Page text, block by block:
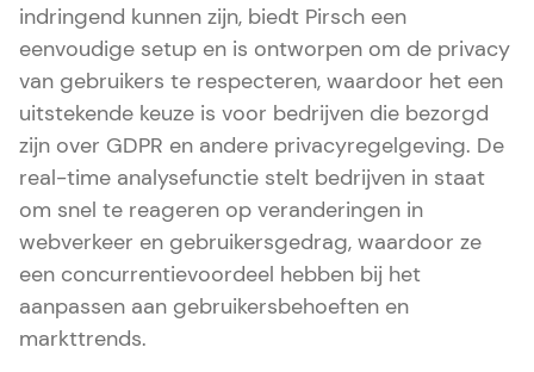
indringend kunnen zijn, biedt Pirsch een
eenvoudige setup en is ontworpen om de privacy
van gebruikers te respecteren, waardoor het een
uitstekende keuze is voor bedrijven die bezorgd
zijn over GDPR en andere privacyregelgeving. De
real-time analysefunctie stelt bedrijven in staat
om snel te reageren op veranderingen in
webverkeer en gebruikersgedrag, waardoor ze
een concurrentievoordeel hebben bij het
aanpassen aan gebruikersbehoeften en
markttrends.